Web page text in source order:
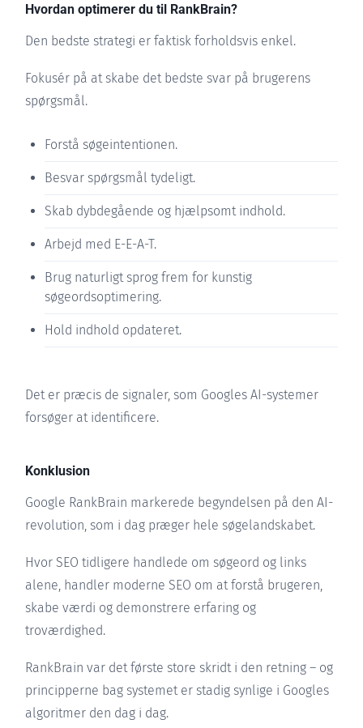
Hvordan optimerer du til RankBrain?
Den bedste strategi er faktisk forholdsvis enkel.
Fokusér på at skabe det bedste svar på brugerens
spørgsmål.
Forstå søgeintentionen.
Besvar spørgsmål tydeligt.
Skab dybdegående og hjælpsomt indhold.
Arbejd med E-E-A-T.
Brug naturligt sprog frem for kunstig
søgeordsoptimering.
Hold indhold opdateret.
Det er præcis de signaler, som Googles AI-systemer
forsøger at identificere.
Konklusion
Google RankBrain markerede begyndelsen på den AI-
revolution, som i dag præger hele søgelandskabet.
Hvor SEO tidligere handlede om søgeord og links
alene, handler moderne SEO om at forstå brugeren,
skabe værdi og demonstrere erfaring og
troværdighed.
RankBrain var det første store skridt i den retning – og
principperne bag systemet er stadig synlige i Googles
algoritmer den dag i dag.